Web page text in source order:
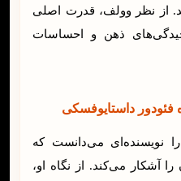
از نظر وولف، قدرت اصلی
ذهن و احساسات
فئودور داستایوفسکی
نویسنده‌ای می‌دانست که
آشکار می‌کند. از نگاه او،